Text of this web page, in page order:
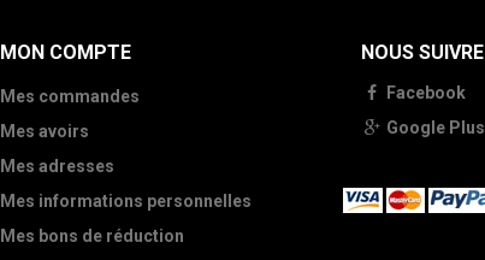
MON COMPTE
Mes commandes
Mes avoirs
Mes adresses
Mes informations personnelles
Mes bons de réduction
NOUS SUIVRE
Facebook
Google Plus